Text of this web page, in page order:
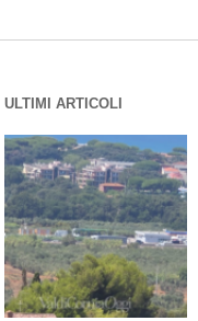
ULTIMI ARTICOLI